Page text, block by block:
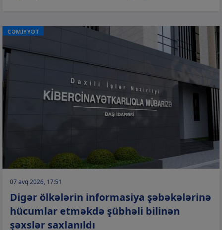
CƏMİYYƏT
07 avq 2026, 17:51
Digər ölkələrin informasiya şəbəkələrinə
hücumlar etməkdə şübhəli bilinən
şəxslər saxlanıldı